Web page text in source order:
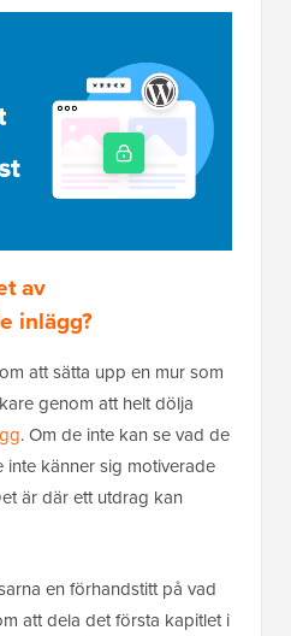
av
inlägg?
att sätta upp en mur som
genom att helt dölja
. Om de inte kan se vad de
känner sig motiverade
är där ett utdrag kan
en förhandstitt på vad
att dela det första kapitlet i